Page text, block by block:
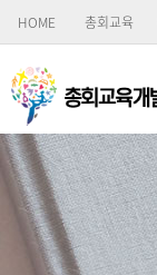
HOME 총회교육